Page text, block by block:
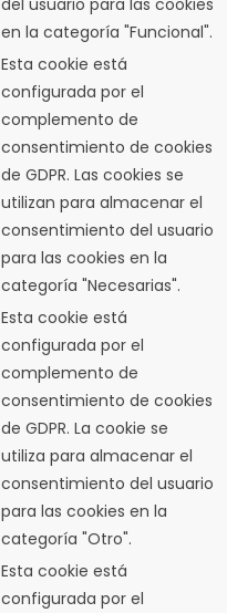
del usuario para las cookies
en la categoría "Funcional".
Esta cookie está
configurada por el
complemento de
consentimiento de cookies
de GDPR. Las cookies se
utilizan para almacenar el
consentimiento del usuario
para las cookies en la
categoría "Necesarias".
Esta cookie está
configurada por el
complemento de
consentimiento de cookies
de GDPR. La cookie se
utiliza para almacenar el
consentimiento del usuario
para las cookies en la
categoría "Otro".
Esta cookie está
configurada por el